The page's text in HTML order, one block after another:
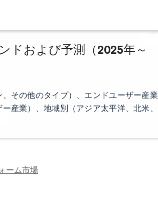
ドおよび予測（2025年～
その他のタイプ）、エンドユーザー産業
産業）、地域別（アジア太平洋、北米、
ーム市場